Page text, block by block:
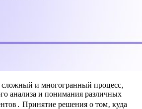
и многогранный процесс‚
анализа и понимания различных
Принятие решения о том‚ куда